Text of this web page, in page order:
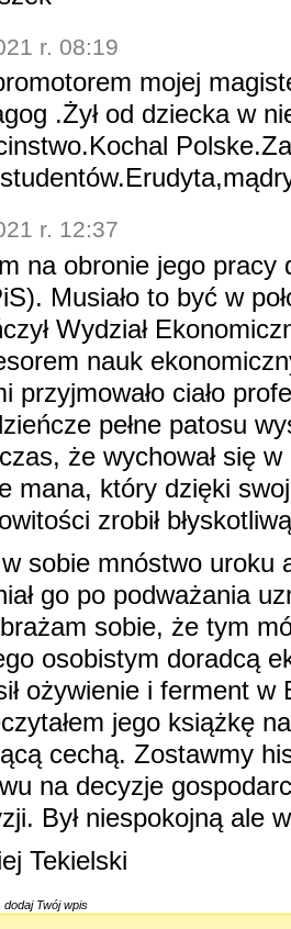
r. 08:19
mojej
.Żył od dziecka w
r. 12:37
na obronie jego
Musiało to być w
Wydział
nauk
przyjmowało ciało
pełne patosu
że wychował się
mana, który dzięki
zrobił
w sobie mnóstwo
go po podważania
sobie, że tym
osobistym doradcą
ożywienie i ferment w
jego książkę
cechą. Zostawmy
na decyzje
Był niespokojną ale
Tekielski
Twój wpis